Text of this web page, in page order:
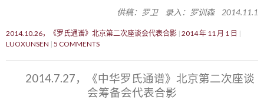
供稿：罗卫 录入：罗训森 2014.11.1
2014.10.26，《罗氏通谱》北京第二次座谈会代表合影 2014 年 11 月 1 日
LUOXUNSEN 5 COMMENTS
2014.7.27，《中华罗氏通谱》北京第二次座谈
会筹备会代表合影